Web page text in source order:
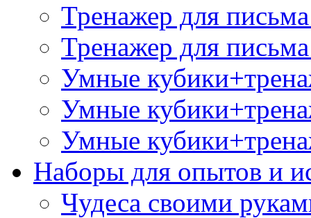
Тренажер для
Тренажер для
Умные
Умные
Умные
Наборы для опытов и
Чудеса своими